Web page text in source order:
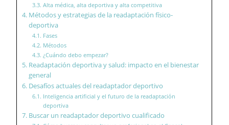
Alta médica, alta deportiva y alta competitiva
Métodos y estrategias de la readaptación físico-
deportiva
Fases
Métodos
¿Cuándo debo empezar?
Readaptación deportiva y salud: impacto en el bienestar
general
Desafíos actuales del readaptador deportivo
Inteligencia artificial y el futuro de la readaptación
deportiva
Buscar un readaptador deportivo cualificado